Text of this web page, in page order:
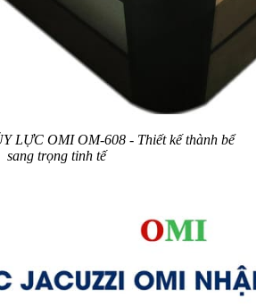
LỰC OMI OM-608 - Thiết kế thành bể
sang trọng tinh tế